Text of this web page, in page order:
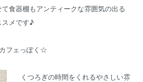
器棚もアンティークな雰囲気の出る
メです♪
フェっぽく☆
くつろぎの時間をくれるやさしい雰